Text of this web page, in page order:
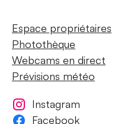
Espace propriétaires
Photothèque
Webcams en direct
Prévisions météo
Instagram
Facebook